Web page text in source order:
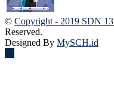
© Copyright - 2019 SDN
Reserved.
Designed By MySCH.id